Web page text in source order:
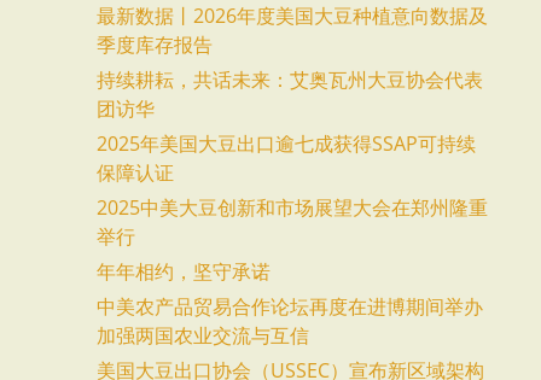
最新数据丨2026年度美国大豆种植意向数据及
季度库存报告
持续耕耘，共话未来：艾奥瓦州大豆协会代表
团访华
2025年美国大豆出口逾七成获得SSAP可持续
保障认证
2025中美大豆创新和市场展望大会在郑州隆重
举行
年年相约，坚守承诺
中美农产品贸易合作论坛再度在进博期间举办
加强两国农业交流与互信
美国大豆出口协会（USSEC）宣布新区域架构